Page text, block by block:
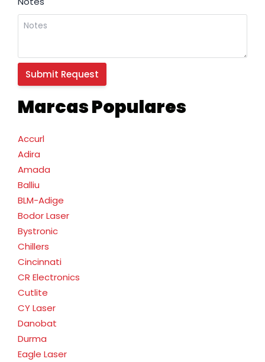
Marcas Populares
Accurl
Adira
Amada
Balliu
BLM-Adige
Bodor Laser
Bystronic
Chillers
Cincinnati
CR Electronics
Cutlite
CY Laser
Danobat
Durma
Eagle Laser